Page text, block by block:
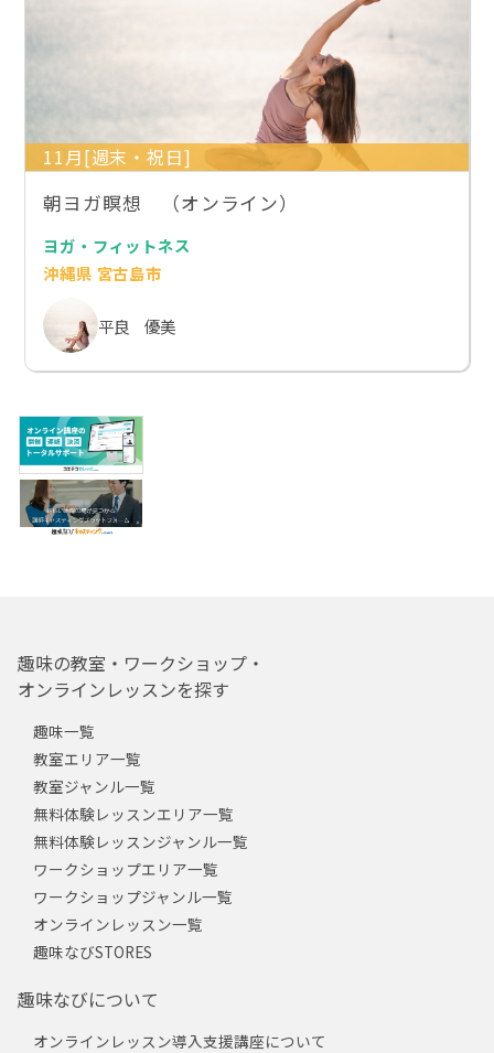
11月[週末・祝日]
朝ヨガ瞑想 （オンライン）
ヨガ・フィットネス
沖縄県 宮古島市
平良 優美
趣味の教室・ワークショップ・
オンラインレッスンを探す
趣味一覧
教室エリア一覧
教室ジャンル一覧
無料体験レッスンエリア一覧
無料体験レッスンジャンル一覧
ワークショップエリア一覧
ワークショップジャンル一覧
オンラインレッスン一覧
趣味なびSTORES
趣味なびについて
オンラインレッスン導入支援講座について